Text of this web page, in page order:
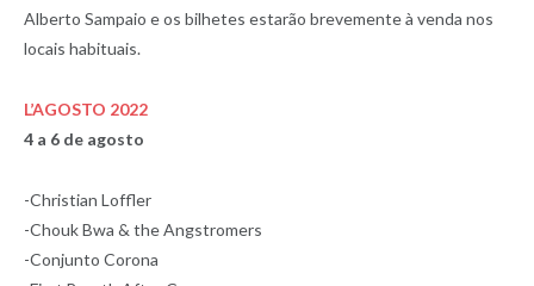
Alberto Sampaio e os bilhetes estarão brevemente à venda nos
locais habituais.
L’AGOSTO 2022
4 a 6 de agosto
-Christian Loffler
-Chouk Bwa & the Angstromers
-Conjunto Corona